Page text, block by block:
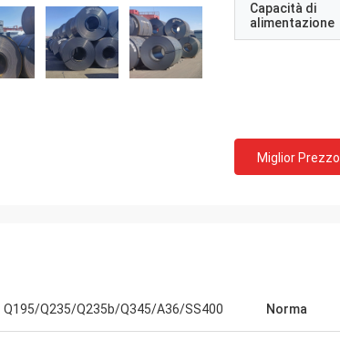
Capacità di
alimentazione
Miglior Prezzo
Q195/Q235/Q235b/Q345/A36/SS400 Norma